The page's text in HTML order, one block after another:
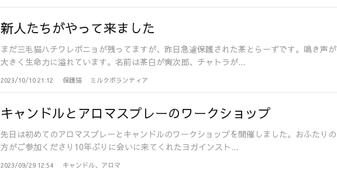
新人たちがやって来ました
まだ三毛猫ハチワレポニョが残ってますが、昨日急遽保護された茶とらーずです。鳴き声が
大きく生命力に溢れています。名前は茶白が寅次郎、チャトラが...
2023/10/10 21:12 保護猫 ミルクボランティア
キャンドルとアロマスプレーのワークショップ
先日は初めてのアロマスプレーとキャンドルのワークショップを開催しました。おふたりの
方がご参加くださり10年ぶりに会いに来てくれたヨガインスト...
2023/09/29 12:54 キャンドル、アロマ